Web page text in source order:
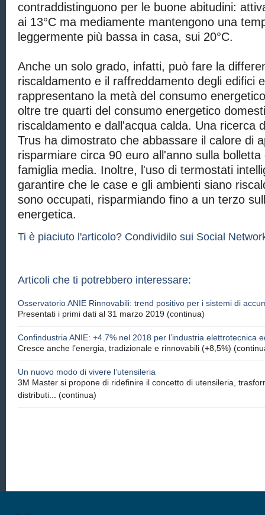
contraddistinguono per le buone abitudini:
ai 13°C ma mediamente mantengono una
leggermente più bassa in casa, sui 20°C.
Anche un solo grado, infatti, può fare la
riscaldamento e il raffreddamento degli edifici
rappresentano la metà del consumo
oltre tre quarti del consumo energetico
riscaldamento e dall'acqua calda. Una ricerca
Trus ha dimostrato che abbassare il calore di
risparmiare circa 90 euro all'anno sulla
famiglia media. Inoltre, l'uso di termostati
garantire che le case e gli ambienti siano
sono occupati, risparmiando fino a un terzo
energetica.
Ti è piaciuto l'articolo? Condividilo sui Social
Articoli che ti potrebbero interessare:
Osservatorio ANIE Rinnovabili: trend positivo per i sistemi di
Presentati i primi dati al 31 marzo 2019 (continua)
Confindustria ANIE: +4.7% nel 2018 per l’industria elettrotecnica
Cresce anche l’energia, tradizionale e rinnovabili (+8,5%)
Un nuovo modo di vivere l’utensileria
3M Master si propone di ridefinire il concetto di utensileria,
distributi... (continua)